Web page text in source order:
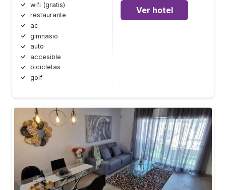
wifi (gratis)
restaurante
ac
gimnasio
auto
accesible
bicicletas
golf
Ver hotel